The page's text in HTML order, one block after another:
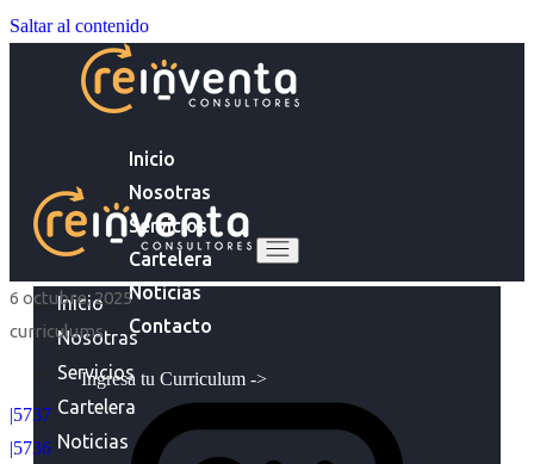
Saltar al contenido
Inicio
Nosotras
Servicios
Cartelera
Noticias
Contacto
Ingresa tu Curriculum ->
Inicio
Nosotras
Servicios
Cartelera
Noticias
6 octubre, 2025
curriculums
|5737
|5736